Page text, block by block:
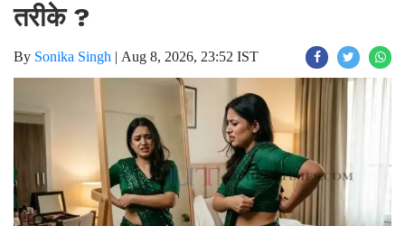
तरीके ?
By Sonika Singh | Aug 8, 2026, 23:52 IST